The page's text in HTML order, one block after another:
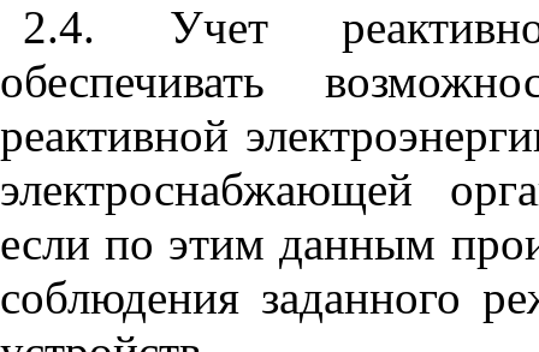
2.4. Учет
обеспечивать
реактивной
электроснабжающей
если по этим данным
соблюдения заданного